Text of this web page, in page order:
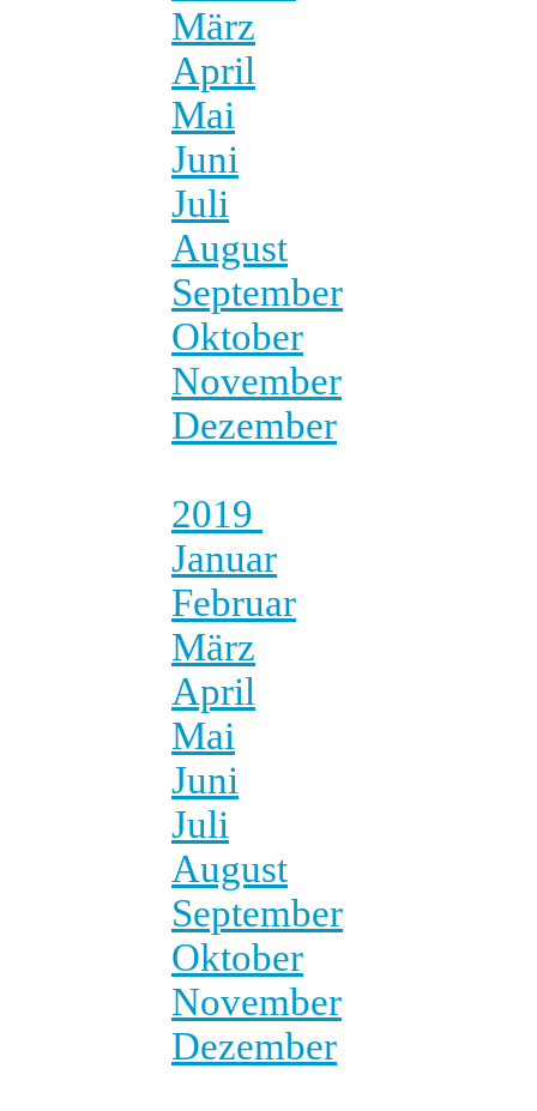
März
April
Mai
Juni
Juli
August
September
Oktober
November
Dezember
2019
Januar
Februar
März
April
Mai
Juni
Juli
August
September
Oktober
November
Dezember